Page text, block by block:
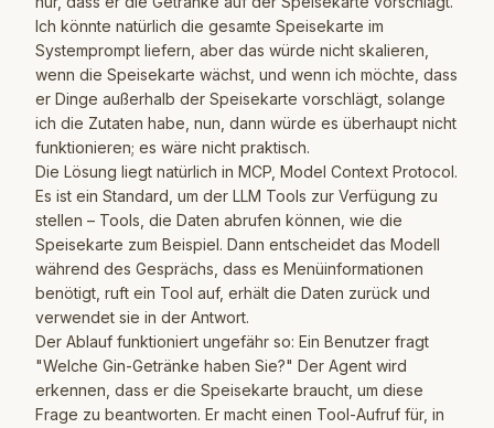
Ich könnte natürlich die gesamte Speisekarte im
Systemprompt liefern, aber das würde nicht skalieren,
wenn die Speisekarte wächst, und wenn ich möchte, dass
er Dinge außerhalb der Speisekarte vorschlägt, solange
ich die Zutaten habe, nun, dann würde es überhaupt nicht
funktionieren; es wäre nicht praktisch.
Die Lösung liegt natürlich in MCP, Model Context Protocol.
Es ist ein Standard, um der LLM Tools zur Verfügung zu
stellen – Tools, die Daten abrufen können, wie die
Speisekarte zum Beispiel. Dann entscheidet das Modell
während des Gesprächs, dass es Menüinformationen
benötigt, ruft ein Tool auf, erhält die Daten zurück und
verwendet sie in der Antwort.
Der Ablauf funktioniert ungefähr so: Ein Benutzer fragt
"Welche Gin-Getränke haben Sie?" Der Agent wird
erkennen, dass er die Speisekarte braucht, um diese
Frage zu beantworten. Er macht einen Tool-Aufruf für, in